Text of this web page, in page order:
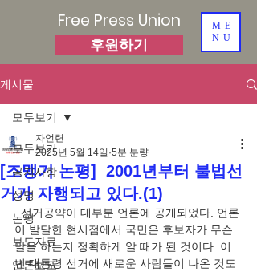
Free Press Union
후원하기
ME
NU
게시물
모두보기
공지사항
성명
논평
보도자료
언론보도
모두보기
[조맹기 논평] 2001년부터 불법선
거가 자행되고 있다.(1)
자언련
2025년 5월 14일 5분 분량
선거공약이 대부분 언론에 공개되었다. 언론
이 발달한 현시점에서 국민은 후보자가 무슨
말을 하는지 정확하게 알 때가 된 것이다. 이
번 대통령 선거에 새로운 사람들이 나온 것도